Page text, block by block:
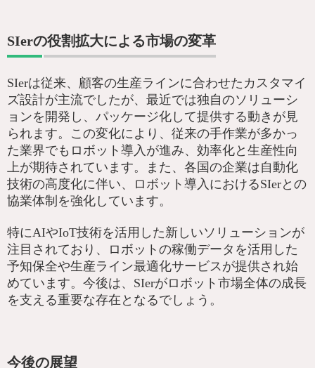
SIerの役割拡大による市場の変革
SIerは従来、顧客の生産ラインに合わせたカスタマイ
ズ設計が主流でしたが、最近では独自のソリューシ
ョンを開発し、パッケージ化して提供する動きが見
られます。この変化により、従来の手作業が多かっ
た業界でもロボット導入が進み、効率化と生産性向
上が期待されています。また、各国の企業は自動化
技術の高度化に伴い、ロボット導入におけるSIerとの
協業体制を強化しています。
特にAIやIoT技術を活用した新しいソリューションが
注目されており、ロボットの稼働データを活用した
予知保全や生産ライン最適化サービスが提供され始
めています。今後は、SIerがロボット市場全体の成長
を支える重要な存在となるでしょう。
今後の展望